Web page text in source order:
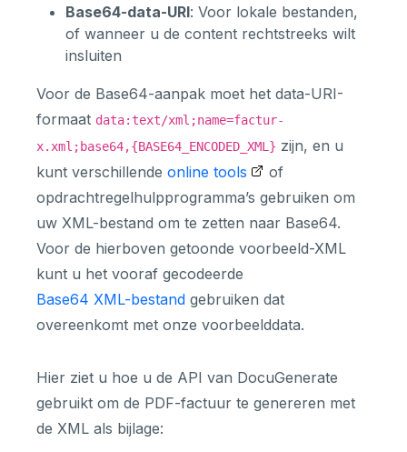
Base64-data-URI: Voor lokale bestanden,
of wanneer u de content rechtstreeks wilt
insluiten
Voor de Base64-aanpak moet het data-URI-
formaat data:text/xml;name=factur-
x.xml;base64,{BASE64_ENCODED_XML} zijn, en u
kunt verschillende online tools
of
opdrachtregelhulpprogramma’s gebruiken om
uw XML-bestand om te zetten naar Base64.
Voor de hierboven getoonde voorbeeld-XML
kunt u het vooraf gecodeerde
Base64 XML-bestand gebruiken dat
overeenkomt met onze voorbeelddata.
Hier ziet u hoe u de API van DocuGenerate
gebruikt om de PDF-factuur te genereren met
de XML als bijlage: